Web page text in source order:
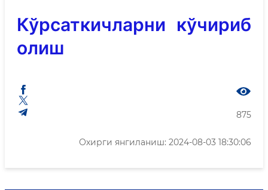
Кўрсаткичларни кўчириб
олиш
875
Охирги янгиланиш: 2024-08-03 18:30:06